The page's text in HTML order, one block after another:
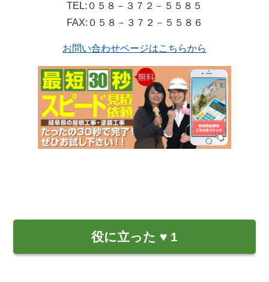
TEL:０５８－３７２－５５８５
FAX:０５８－３７２－５５８６
お問い合わせページはこちらから
役に立った ♥ 1